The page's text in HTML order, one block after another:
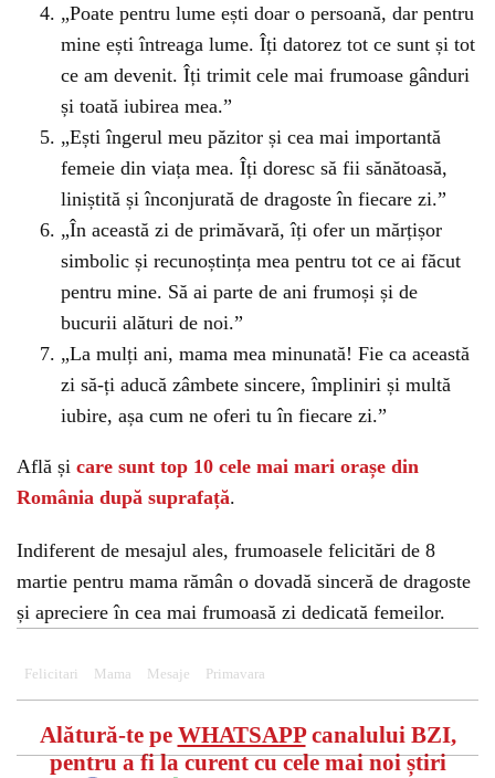
„Poate pentru lume ești doar o persoană, dar pentru
mine ești întreaga lume. Îți datorez tot ce sunt și tot
ce am devenit. Îți trimit cele mai frumoase gânduri
și toată iubirea mea.”
„Ești îngerul meu păzitor și cea mai importantă
femeie din viața mea. Îți doresc să fii sănătoasă,
liniștită și înconjurată de dragoste în fiecare zi.”
„În această zi de primăvară, îți ofer un mărțișor
simbolic și recunoștința mea pentru tot ce ai făcut
pentru mine. Să ai parte de ani frumoși și de
bucurii alături de noi.”
„La mulți ani, mama mea minunată! Fie ca această
zi să-ți aducă zâmbete sincere, împliniri și multă
iubire, așa cum ne oferi tu în fiecare zi.”
Află și care sunt top 10 cele mai mari orașe din
România după suprafață.
Indiferent de mesajul ales, frumoasele felicitări de 8
martie pentru mama rămân o dovadă sinceră de dragoste
și apreciere în cea mai frumoasă zi dedicată femeilor.
Felicitari Mama Mesaje Primavara
Alătură-te pe WHATSAPPcanalului BZI,
pentru a fi la curent cu cele mai noi știri